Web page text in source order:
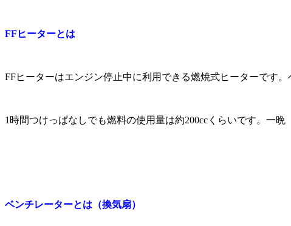
FF ヒーターとは
FFヒーターはエンジン停止中に利用できる燃焼式ヒーターです
1時間つけっぱなしでも燃料の使用量は約200ccくらいです。一
ベンチレーターとは（換気扇）